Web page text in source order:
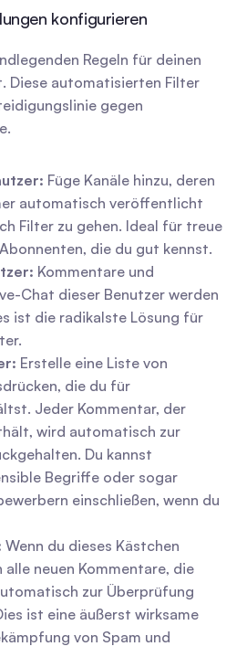
konfigurieren
Regeln für deinen
Diese automatisierten Filter
gegen
Füge Kanäle hinzu, deren
automatisch veröffentlicht
Filter zu gehen. Ideal für treue
die du gut kennst.
Kommentare und
Chat dieser Benutzer werden
ist die radikalste Lösung für
Erstelle eine Liste von
die du für
Jeder Kommentar, der
wird automatisch zur
Du kannst
Begriffe oder sogar
einschließen, wenn du
Wenn du dieses Kästchen
neuen Kommentare, die
zur Überprüfung
ist eine äußerst wirksame
von Spam und